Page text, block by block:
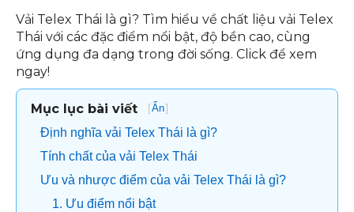
Vải Telex Thái là gì? Tìm hiểu về chất liệu vải Telex
Thái với các đặc điểm nổi bật, độ bền cao, cùng
ứng dụng đa dạng trong đời sống. Click để xem
ngay!
Mục lục bài viết [Ẩn]
Định nghĩa vải Telex Thái là gì?
Tính chất của vải Telex Thái
Ưu và nhược điểm của vải Telex Thái là gì?
1. Ưu điểm nổi bật